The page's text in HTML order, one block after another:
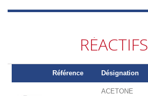
RÉACTIFS
Référence Désignation
ACETONE